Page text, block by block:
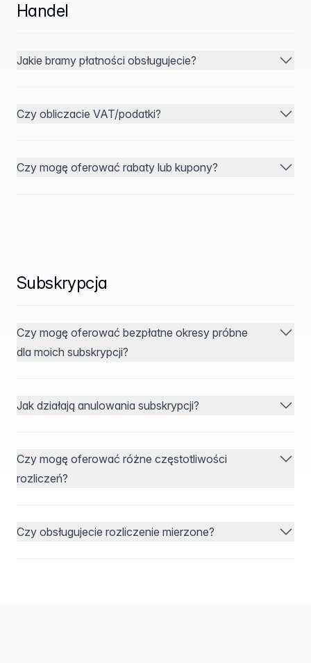
Handel
Jakie bramy płatności obsługujecie?
Czy obliczacie VAT/podatki?
Czy mogę oferować rabaty lub kupony?
Subskrypcja
Czy mogę oferować bezpłatne okresy próbne
dla moich subskrypcji?
Jak działają anulowania subskrypcji?
Czy mogę oferować różne częstotliwości
rozliczeń?
Czy obsługujecie rozliczenie mierzone?